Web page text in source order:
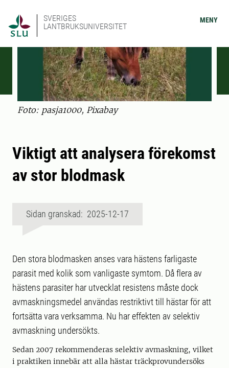
SVERIGES
LANTBRUKSUNIVERSITET
MENY
Foto: pasja1000, Pixabay
Viktigt att analysera förekomst
av stor blodmask
Sidan granskad: 2025-12-17
Den stora blodmasken anses vara hästens farligaste
parasit med kolik som vanligaste symtom. Då flera av
hästens parasiter har utvecklat resistens måste dock
avmaskningsmedel användas restriktivt till hästar för att
fortsätta vara verksamma. Nu har effekten av selektiv
avmaskning undersökts.
Sedan 2007 rekommenderas selektiv avmaskning, vilket
i praktiken innebär att alla hästar träckprovundersöks